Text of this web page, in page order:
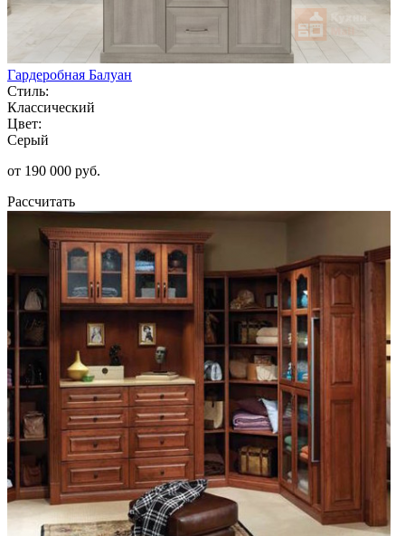
Гардеробная Балуан
Стиль:
Классический
Цвет:
Серый
от 190 000 руб.
Рассчитать